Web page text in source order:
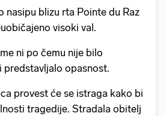
nasipu blizu rta Pointe du Raz
visoki val.
ni po čemu nije bilo
predstavljalo opasnost.
provest će se istraga kako bi
tragedije. Stradala obitelj